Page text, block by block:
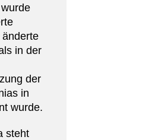
in der
der
in
wurde.
steht